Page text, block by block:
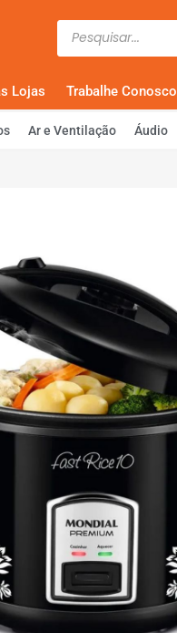
Lojas Trabalhe Conosco
Ar e Ventilação Áudio